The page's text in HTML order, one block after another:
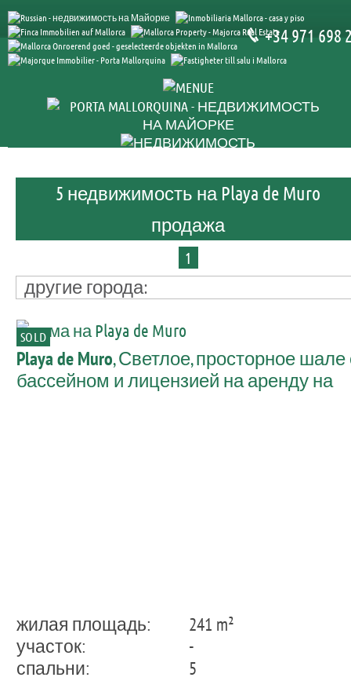
+34 971 698
5 недвижимость на Playa de Muro
продажа
1
другие города:
SOLD
Playa de Muro, Светлое, просторное шале
бассейном и лицензией на аренду на
жилая площадь:
241 m²
участок:
-
спальни:
5